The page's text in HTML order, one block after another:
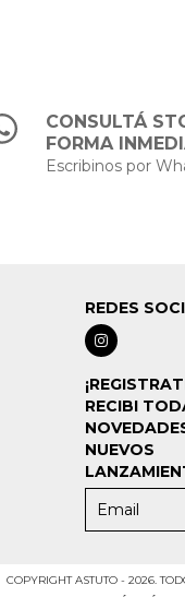
CONSULTÁ
FORMA
Escribinos por
REDES
RECIBI
NUEVOS
COPYRIGHT ASTUTO - 2026.